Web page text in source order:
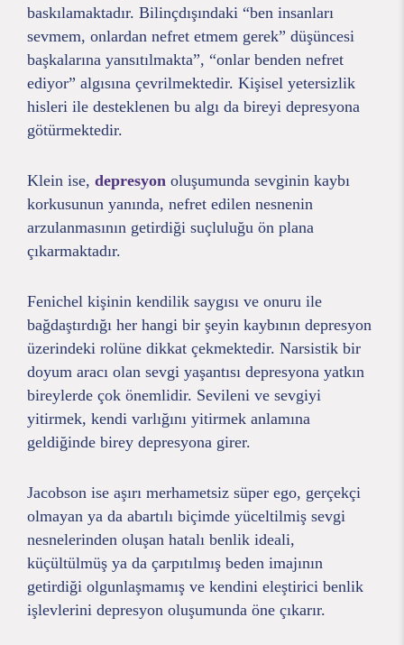
baskılamaktadır. Bilinçdışındaki “ben insanları
sevmem, onlardan nefret etmem gerek” düşüncesi
başkalarına yansıtılmakta”, “onlar benden nefret
ediyor” algısına çevrilmektedir. Kişisel yetersizlik
hisleri ile desteklenen bu algı da bireyi depresyona
götürmektedir.
Klein ise, depresyon oluşumunda sevginin kaybı
korkusunun yanında, nefret edilen nesnenin
arzulanmasının getirdiği suçluluğu ön plana
çıkarmaktadır.
Fenichel kişinin kendilik saygısı ve onuru ile
bağdaştırdığı her hangi bir şeyin kaybının depresyon
üzerindeki rolüne dikkat çekmektedir. Narsistik bir
doyum aracı olan sevgi yaşantısı depresyona yatkın
bireylerde çok önemlidir. Sevileni ve sevgiyi
yitirmek, kendi varlığını yitirmek anlamına
geldiğinde birey depresyona girer.
Jacobson ise aşırı merhametsiz süper ego, gerçekçi
olmayan ya da abartılı biçimde yüceltilmiş sevgi
nesnelerinden oluşan hatalı benlik ideali,
küçültülmüş ya da çarpıtılmış beden imajının
getirdiği olgunlaşmamış ve kendini eleştirici benlik
işlevlerini depresyon oluşumunda öne çıkarır.